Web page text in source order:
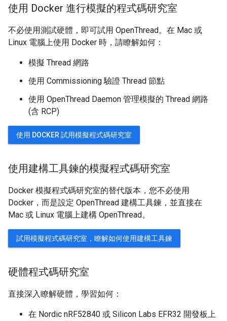
使用 Docker 進行模擬的程式碼研究室
不必使用測試硬體，即可試用 OpenThread。在 Mac 或
Linux 電腦上使用 Docker 時，請瞭解如何：
模擬 Thread 網路
使用 Commissioning 驗證 Thread 節點
使用 OpenThread Daemon 管理模擬的 Thread 網路
(含 RCP)
使用 DOCKER 試用模擬程式碼研究室
使用建構工具鍊的模擬程式碼研究室
Docker 模擬程式碼研究室的替代版本，您不必使用
Docker，而是設定 OpenThread 建構工具鍊，並直接在
Mac 或 Linux 電腦上建構 OpenThread。
試用模擬程式碼研究室，瞭解如何使用建構工具鍊
硬體程式碼研究室
直接深入瞭解硬體，學習如何：
在 Nordic nRF52840 或 Silicon Labs EFR32 開發板上